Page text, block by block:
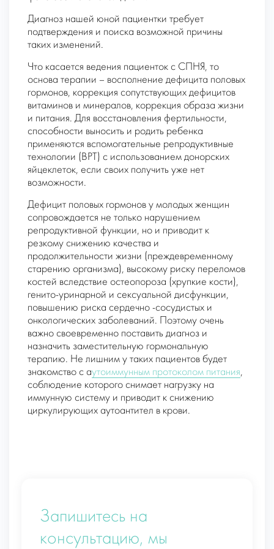
Диагноз нашей юной пациентки требует
подтверждения и поиска возможной причины
таких изменений.
Что касается ведения пациенток с СПНЯ, то
основа терапии – восполнение дефицита половых
гормонов, коррекция сопутствующих дефицитов
витаминов и минералов, коррекция образа жизни
и питания. Для восстановления фертильности,
способности выносить и родить ребенка
применяются вспомогательные репродуктивные
технологии (ВРТ) с использованием донорских
яйцеклеток, если своих получить уже нет
возможности.
Дефицит половых гормонов у молодых женщин
сопровождается не только нарушением
репродуктивной функции, но и приводит к
резкому снижению качества и
продолжительности жизни (преждевременному
старению организма), высокому риску переломов
костей вследствие остеопороза (хрупкие кости),
генито-уринарной и сексуальной дисфункции,
повышению риска сердечно -сосудистых и
онкологических заболеваний. Поэтому очень
важно своевременно поставить диагноз и
назначить заместительную гормональную
терапию. Не лишним у таких пациентов будет
знакомство с аутоиммунным протоколом питания,
соблюдение которого снимает нагрузку на
иммунную систему и приводит к снижению
циркулирующих аутоантител в крови.
Запишитесь на
консультацию, мы